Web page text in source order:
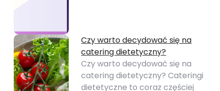
Czy warto decydować się na
catering dietetyczny?
Czy warto decydować się na
catering dietetyczny? Cateringi
dietetyczne to coraz częściej